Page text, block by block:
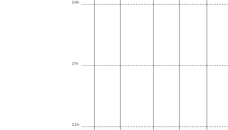
20h
21h
22h